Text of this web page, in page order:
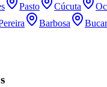
Pasto Cúcuta
Barbosa